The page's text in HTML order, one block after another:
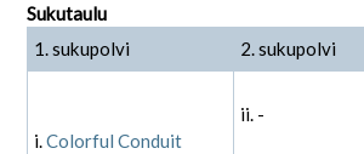
Sukutaulu
1. sukupolvi
2. sukupolvi
i.Colorful Conduit
ii. -